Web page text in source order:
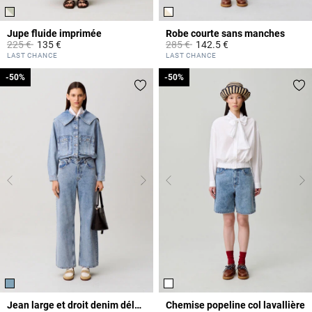
Jupe fluide imprimée
Prix réduit à partir de
225 €à135 €
4,5 out of 5 Customer Rating
LAST CHANCE
Robe courte sans manches
Prix réduit à partir de
285 €à142.5 €
4,4 out of 5 Customer Rating
LAST CHANCE
Jean large et droit denim délavé
-50%
-50%
Chemise popeline col lavallière
-50%
-50%